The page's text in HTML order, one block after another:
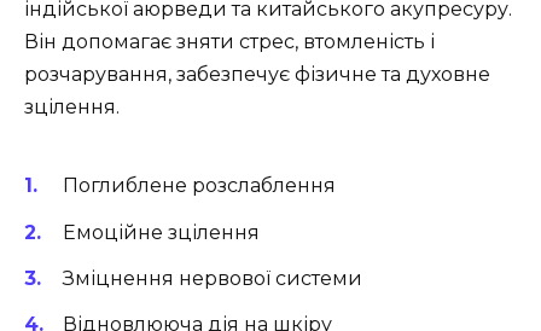
індійської аюрведи та китайського акупресуру.
Він допомагає зняти стрес, втомленість і
розчарування, забезпечує фізичне та духовне
зцілення.
Поглиблене розслаблення
Емоційне зцілення
Зміцнення нервової системи
Відновлююча дія на шкіру